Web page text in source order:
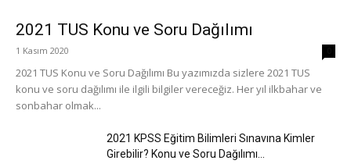
2021 TUS Konu ve Soru Dağılımı
1 Kasım 2020
2021 TUS Konu ve Soru Dağılımı Bu yazımızda sizlere 2021 TUS
konu ve soru dağılımı ile ilgili bilgiler vereceğiz. Her yıl ilkbahar ve
sonbahar olmak...
2021 KPSS Eğitim Bilimleri Sınavına Kimler
Girebilir? Konu ve Soru Dağılımı...